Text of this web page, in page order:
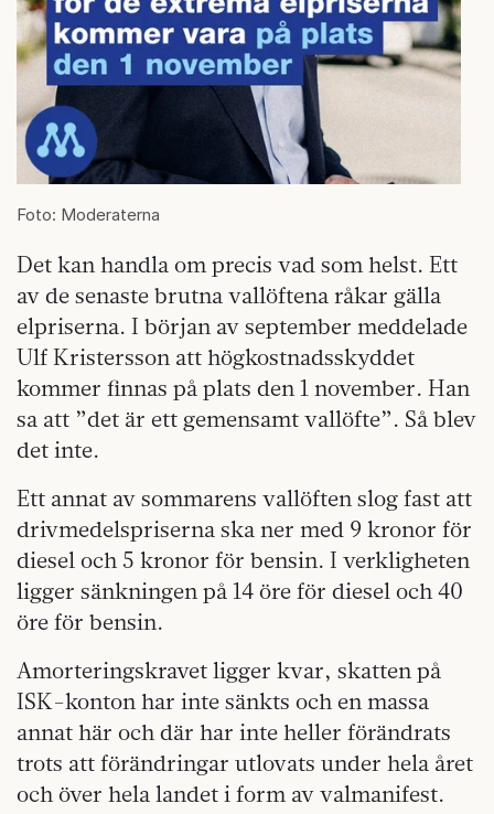
Foto: Moderaterna
Det kan handla om precis vad som helst. Ett
av de senaste brutna vallöftena råkar gälla
elpriserna. I början av september meddelade
Ulf Kristersson att högkostnadsskyddet
kommer finnas på plats den 1 november. Han
sa att ”det är ett gemensamt vallöfte”. Så blev
det inte.
Ett annat av sommarens vallöften slog fast att
drivmedelspriserna ska ner med 9 kronor för
diesel och 5 kronor för bensin. I verkligheten
ligger sänkningen på 14 öre för diesel och 40
öre för bensin.
Amorteringskravet ligger kvar, skatten på
ISK-konton har inte sänkts och en massa
annat här och där har inte heller förändrats
trots att förändringar utlovats under hela året
och över hela landet i form av valmanifest.